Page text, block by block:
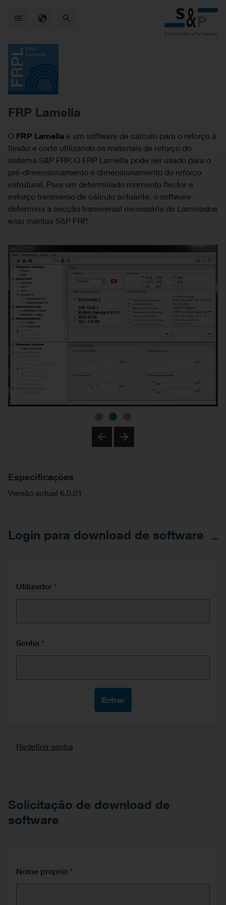
content
FRP Lamella
O FRP Lamella é um software de cálculo para o reforço à
flexão e corte utilizando os materiais de reforço do
sistema S&P FRP. O FRP Lamella pode ser usado para o
pré-dimensionamento e dimensionamento do reforço
estrutural. Para um determinado momento flector e
esforço transverso de cálculo actuante, o software
determina a secção transversal necessária de Laminados
e/ou mantas S&P FRP.
Especificações
Versão actual 6.0.01
Login para download de software
Utilizador
Senha
Redefinir senha
Solicitação de download de
software
Nome proprio